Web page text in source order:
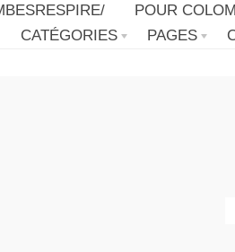
POUR
CATÉGORIES PAGES